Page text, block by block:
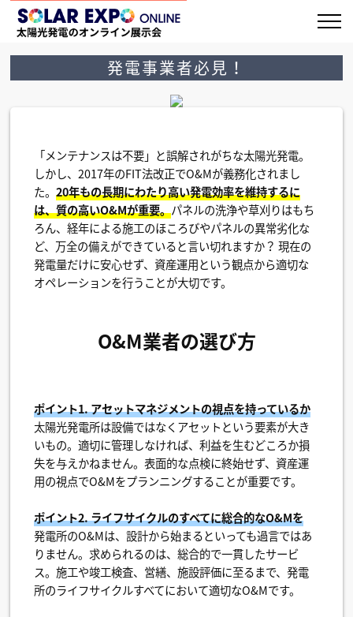
発電事業者必見！
「メンテナンスは不要」と誤解されがちな太陽光発電。
しかし、2017年のFIT法改正でO&Mが義務化されまし
た。20年もの長期にわたり高い発電効率を維持するに
は、質の高いO&Mが重要。パネルの洗浄や草刈りはもち
ろん、経年による施工のほころびやパネルの異常劣化な
ど、万全の備えができていると言い切れますか？ 現在の
発電量だけに安心せず、資産運用という観点から適切な
オペレーションを行うことが大切です。
O&M業者の選び方
ポイント1. アセットマネジメントの視点を持っているか
太陽光発電所は設備ではなくアセットという要素が大き
いもの。適切に管理しなければ、利益を生むどころか損
失を与えかねません。表面的な点検に終始せず、資産運
用の視点でO&Mをプランニングすることが重要です。
ポイント2. ライフサイクルのすべてに総合的なO&Mを
発電所のO&Mは、設計から始まるといっても過言ではあ
りません。求められるのは、総合的で一貫したサービ
ス。施工や竣工検査、営繕、施設評価に至るまで、発電
所のライフサイクルすべてにおいて適切なO&Mです。